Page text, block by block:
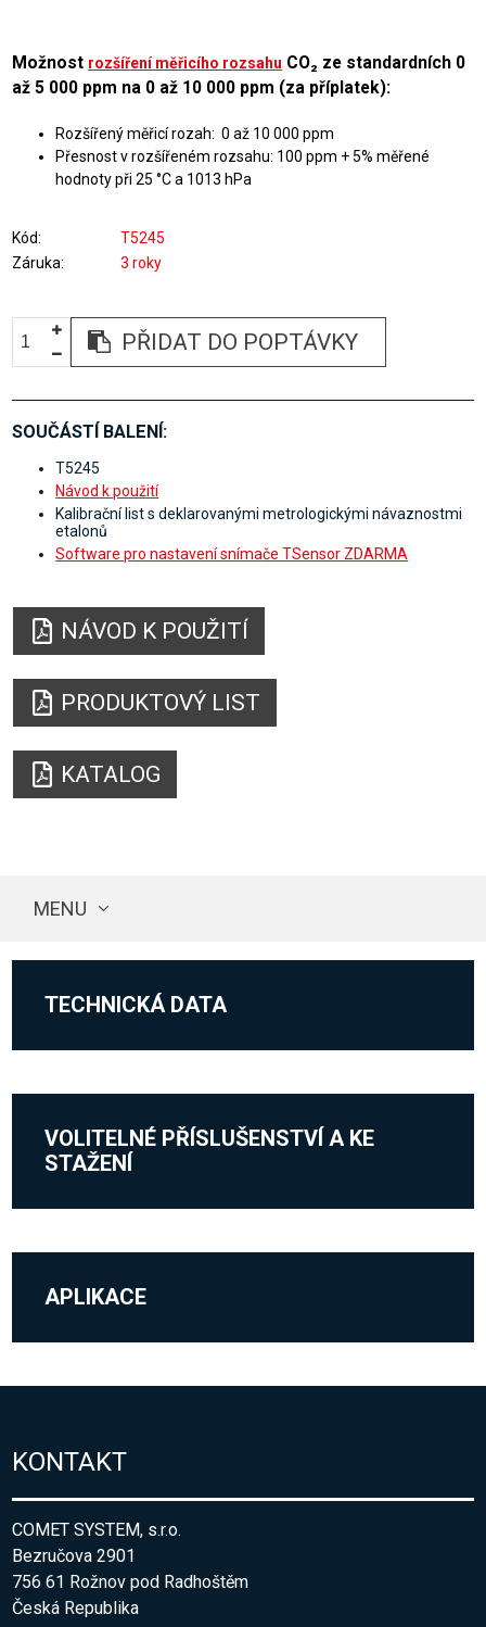
Možnost rozšíření měřicího rozsahu CO₂ ze standardních 0
až 5 000 ppm na 0 až 10 000 ppm (za příplatek):
Rozšířený měřicí rozah: 0 až 10 000 ppm
Přesnost v rozšířeném rozsahu: 100 ppm + 5% měřené
hodnoty při 25 °C a 1013 hPa
Kód
T5245
Záruka
3 roky
PŘIDAT DO POPTÁVKY
SOUČÁSTÍ BALENÍ:
T5245
Návod k použití
Kalibrační list s deklarovanými metrologickými návaznostmi
etalonů
Software pro nastavení snímače TSensor ZDARMA
NÁVOD K POUŽITÍ
PRODUKTOVÝ LIST
KATALOG
MENU
TECHNICKÁ DATA
VOLITELNÉ PŘÍSLUŠENSTVÍ A KE
STAŽENÍ
APLIKACE
KONTAKT
COMET SYSTEM, s.r.o.
Bezručova 2901
756 61 Rožnov pod Radhoštěm
Česká Republika